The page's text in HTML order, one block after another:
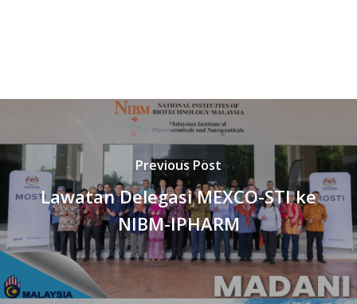
Previous Post
Lawatan Delegasi MEXCO-STI ke
NIBM-IPHARM